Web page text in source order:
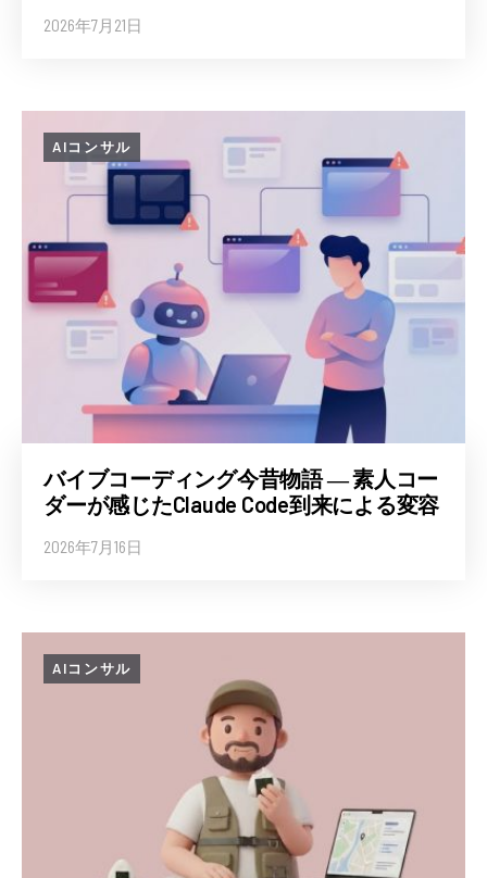
2026年7月21日
AIコンサル
バイブコーディング今昔物語 ― 素人コー
ダーが感じたClaude Code到来による変容
2026年7月16日
AIコンサル